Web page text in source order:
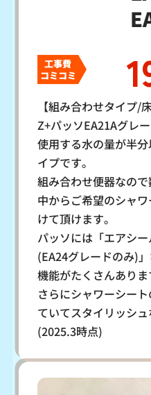
工事費
コミコミ
【組み合わせタイプ
Z+パッソEA21Aグレ
使用する水の量が半
イプです。
組み合わせ便器なの
中からご希望のシャ
けて頂けます。
パッソには「エアシ
(EA24グレードのみ)
機能がたくさんありま
さらにシャワーシー
ていてスタイリッシ
(2025.3時点)